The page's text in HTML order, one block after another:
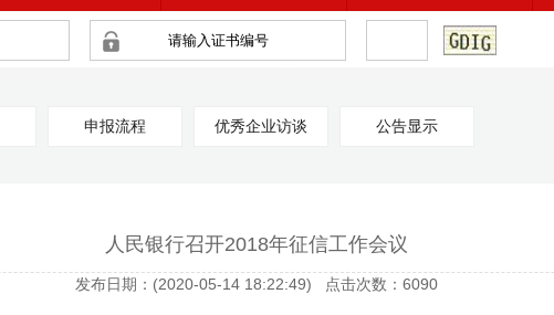
申报流程 优秀企业访谈 公告显示
人民银行召开2018年征信工作会议
发布日期：(2020-05-14 18:22:49) 点击次数：6090